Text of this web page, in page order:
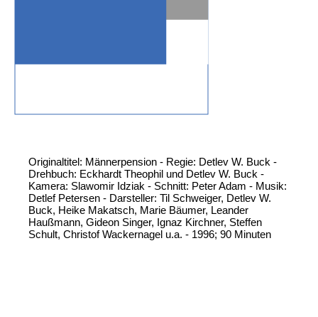
Originaltitel: Männerpension - Regie: Detlev W. Buck -
Drehbuch: Eckhardt Theophil und Detlev W. Buck -
Kamera: Slawomir Idziak - Schnitt: Peter Adam - Musik:
Detlef Petersen - Darsteller: Til Schweiger, Detlev W.
Buck, Heike Makatsch, Marie Bäumer, Leander
Haußmann, Gideon Singer, Ignaz Kirchner, Steffen
Schult, Christof Wackernagel u.a. - 1996; 90 Minuten